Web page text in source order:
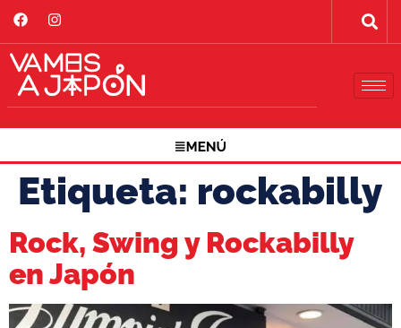
Etiqueta: rockabilly
Rock, Swing y Rockabilly
en Japón